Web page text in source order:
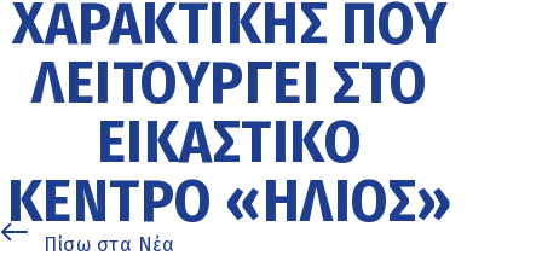
ΧΑΡΑΚΤΙΚΉΣ ΠΟΥ
ΛΕΙΤΟΥΡΓΕΊ ΣΤΟ
ΕΙΚΑΣΤΙΚΌ
ΚΈΝΤΡΟ «ΉΛΙΟΣ»
Πίσω στα Νέα